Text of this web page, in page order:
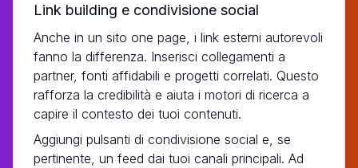
Link building e condivisione social
Anche in un sito one page, i link esterni autorevoli
fanno la differenza. Inserisci collegamenti a
partner, fonti affidabili e progetti correlati. Questo
rafforza la credibilità e aiuta i motori di ricerca a
capire il contesto dei tuoi contenuti.
Aggiungi pulsanti di condivisione social e, se
pertinente, un feed dai tuoi canali principali. Ad